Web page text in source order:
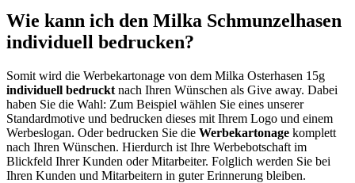
Wie kann ich den Milka Schmunzelhasen
individuell bedrucken?
Somit wird die Werbekartonage von dem Milka Osterhasen 15g
individuell bedruckt nach Ihren Wünschen als Give away. Dabei
haben Sie die Wahl: Zum Beispiel wählen Sie eines unserer
Standardmotive und bedrucken dieses mit Ihrem Logo und einem
Werbeslogan. Oder bedrucken Sie die Werbekartonage komplett
nach Ihren Wünschen. Hierdurch ist Ihre Werbebotschaft im
Blickfeld Ihrer Kunden oder Mitarbeiter. Folglich werden Sie bei
Ihren Kunden und Mitarbeitern in guter Erinnerung bleiben.